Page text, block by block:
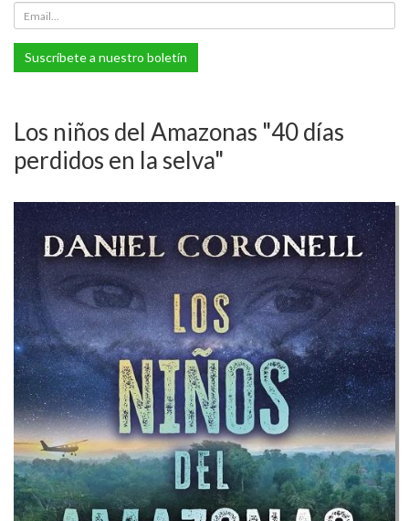
Suscríbete a nuestro boletín
Los niños del Amazonas "40 días
perdidos en la selva"